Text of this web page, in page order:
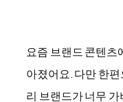
요즘 브랜드 콘텐츠
아졌어요. 다만 한편
리 브랜드가 너무